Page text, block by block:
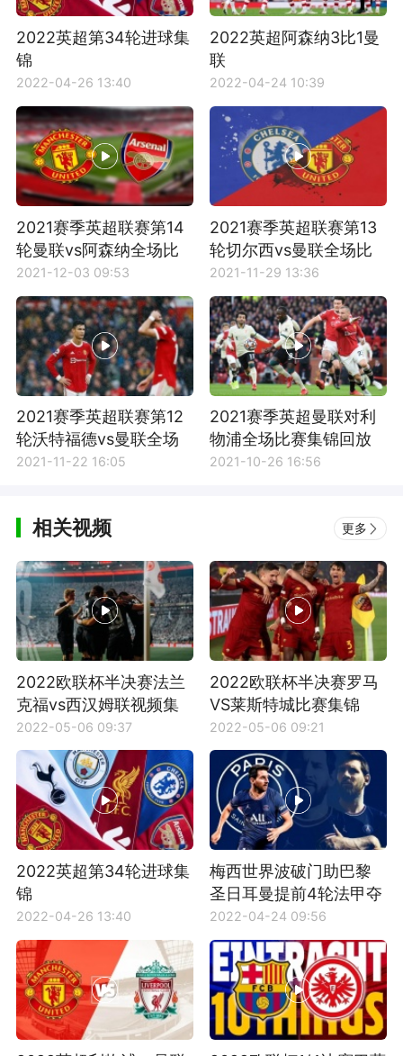
2022英超第34轮进球集
锦
2022-04-26 13:40
2022英超阿森纳3比1曼
联
2022-04-24 10:39
2021赛季英超联赛第14
轮曼联vs阿森纳全场比
赛集锦
2021-12-03 09:53
2021赛季英超联赛第13
轮切尔西vs曼联全场比
赛回放
2021-11-29 13:36
2021赛季英超联赛第12
轮沃特福德vs曼联全场
比赛集锦
2021-11-22 16:05
2021赛季英超曼联对利
物浦全场比赛集锦回放
2021-10-26 16:56
相关视频 更多
2022欧联杯半决赛法兰
克福vs西汉姆联视频集
锦
2022-05-06 09:37
2022欧联杯半决赛罗马
VS莱斯特城比赛集锦
2022-05-06 09:21
2022英超第34轮进球集
锦
2022-04-26 13:40
梅西世界波破门助巴黎
圣日耳曼提前4轮法甲夺
冠
2022-04-24 09:56